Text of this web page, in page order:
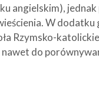
angielskim), jednak
W
Rzymsko-
do